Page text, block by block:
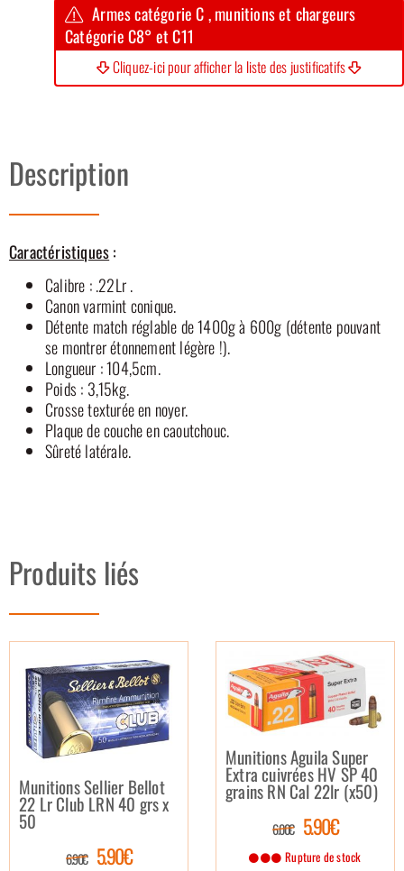
Armes catégorie C , munitions et chargeurs
Catégorie C8° et C11
Cliquez-ici pour afficher la liste des justificatifs
Description
Caractéristiques:
Calibre : .22Lr .
Canon varmint conique.
Détente match réglable de 1400g à 600g (détente pouvant
se montrer étonnement légère !).
Longueur : 104,5cm.
Poids : 3,15kg.
Crosse texturée en noyer.
Plaque de couche en caoutchouc.
Sûreté latérale.
Produits liés
Munitions Sellier Bellot
22 Lr Club LRN 40 grs x
50
6.90€ 5.90€
Munitions Aguila Super
Extra cuivrées HV SP 40
grains RN Cal 22lr (x50)
6.00€ 5.90€
Rupture de stock